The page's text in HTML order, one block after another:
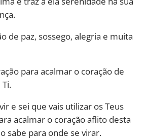
de paz, sossego, alegria e muita
para acalmar o coração de
e sei que vais utilizar os Teus
acalmar o coração aflito desta
sabe para onde se virar.